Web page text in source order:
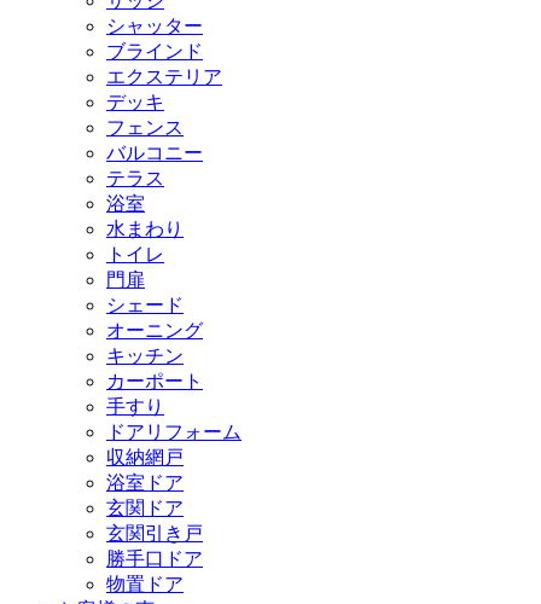
シャッター
ブラインド
エクステリア
デッキ
フェンス
バルコニー
テラス
浴室
水まわり
トイレ
門扉
シェード
オーニング
キッチン
カーポート
手すり
ドアリフォーム
収納網戸
浴室ドア
玄関ドア
玄関引き戸
勝手口ドア
物置ドア